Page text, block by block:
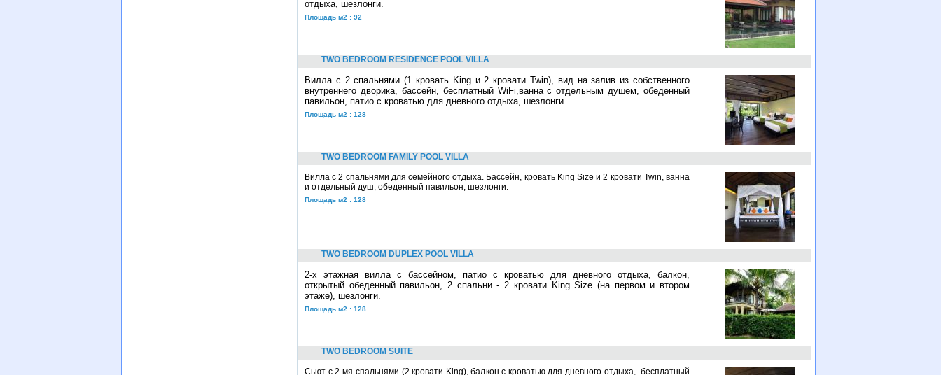
отдыха, шезлонги.
Площадь м2 : 92
TWO BEDROOM RESIDENCE POOL VILLA
Вилла с 2 спальнями (1 кровать King и 2 кровати Twin), вид на залив из собственного
внутреннего дворика, бассейн, бесплатный WiFi,ванна с отдельным душем, обеденный
павильон, патио с кроватью для дневного отдыха, шезлонги.
Площадь м2 : 128
TWO BEDROOM FAMILY POOL VILLA
Вилла с 2 спальнями для семейного отдыха. Бассейн, кровать King Size и 2 кровати Twin, ванна
и отдельный душ, обеденный павильон, шезлонги.
Площадь м2 : 128
TWO BEDROOM DUPLEX POOL VILLA
2-х этажная вилла с бассейном, патио с кроватью для дневного отдыха, балкон,
открытый обеденный павильон, 2 спальни - 2 кровати King Size (на первом и втором
этаже), шезлонги.
Площадь м2 : 128
TWO BEDROOM SUITE
Сьют с 2-мя спальнями (2 кровати King), балкон с кроватью для дневного отдыха, бесплатный